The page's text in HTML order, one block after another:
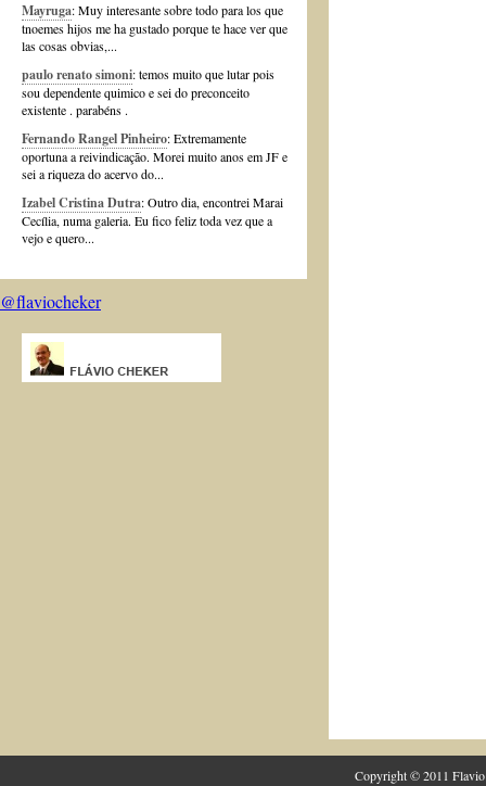
Mayruga: Muy interesante sobre todo para los que
tnoemes hijos me ha gustado porque te hace ver que
las cosas obvias,...
paulo renato simoni: temos muito que lutar pois
sou dependente quimico e sei do preconceito
existente . parabéns .
Fernando Rangel Pinheiro: Extremamente
oportuna a reivindicação. Morei muito anos em JF e
sei a riqueza do acervo do...
Izabel Cristina Dutra: Outro dia, encontrei Marai
Cecília, numa galeria. Eu fico feliz toda vez que a
vejo e quero...
@flaviocheker
Copyright © 2011 Flavio